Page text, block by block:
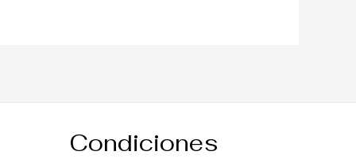
Condiciones